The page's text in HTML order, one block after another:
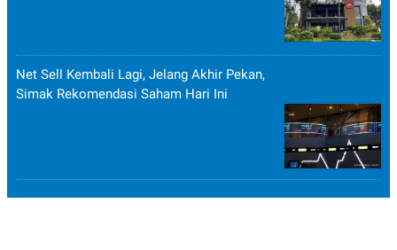
Net Sell Kembali Lagi, Jelang Akhir Pekan,
Simak Rekomendasi Saham Hari Ini